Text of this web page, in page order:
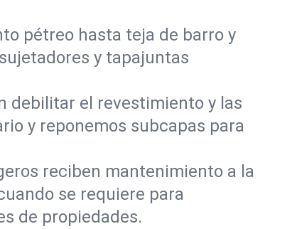
pétreo hasta teja de barro y
y tapajuntas
debilitar el revestimiento y las
y reponemos subcapas para
reciben mantenimiento a la
se requiere para
de propiedades.